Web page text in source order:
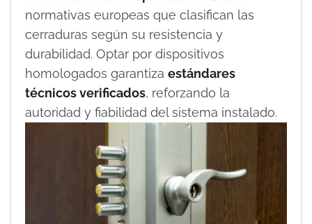
normativas europeas que clasifican las
cerraduras según su resistencia y
durabilidad. Optar por dispositivos
homologados garantiza estándares
técnicos verificados, reforzando la
autoridad y fiabilidad del sistema instalado.